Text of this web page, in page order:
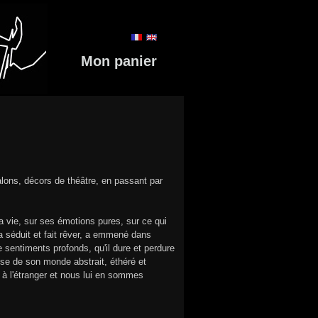
Mon panier
décors de théâtre, en passant par
vie, sur ses émotions pures, sur ce qui
et fait rêver, a emmené dans
profonds, qu'il dure et perdure
de son monde abstrait, éthéré et
l'étranger et nous lui en sommes